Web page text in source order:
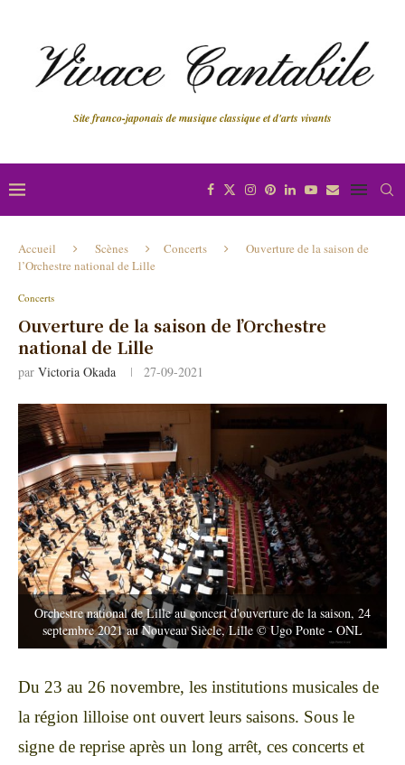
Site franco-japonais de musique classique et d'arts vivants
Accueil Scènes Concerts
Ouverture de la saison de
l’Orchestre national de Lille
Concerts
Ouverture de la saison de l’Orchestre
national de Lille
par Victoria Okada 27-09-2021
Orchestre national de Lille au concert d'ouverture de la saison, 24
septembre 2021 au Nouveau Siècle, Lille © Ugo Ponte - ONL
Du 23 au 26 novembre, les institutions musicales de
la région lilloise ont ouvert leurs saisons. Sous le
signe de reprise après un long arrêt, ces concerts et